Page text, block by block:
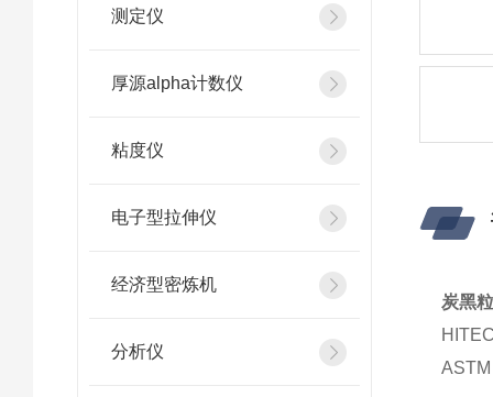
测定仪
厚源alpha计数仪
粘度仪
电子型拉伸仪
经济型密炼机
分析仪
炭黑